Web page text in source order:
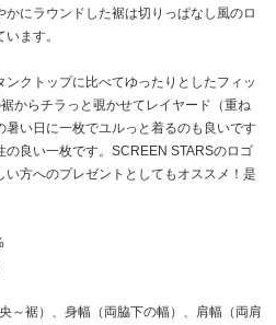
にラウンドした裾は切りっぱなし風のロ
ます。
クトップに比べてゆったりとしたフィッ
からチラっと覗かせてレイヤード（重ね
い日に一枚でユルっと着るのも良いです
の良い一枚です。SCREEN STARSのロゴ
い方へのプレゼントとしてもオススメ！是
～裾）、身幅（両脇下の幅）、肩幅（両肩